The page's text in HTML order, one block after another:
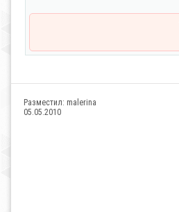
Разместил: malerina
05.05.2010